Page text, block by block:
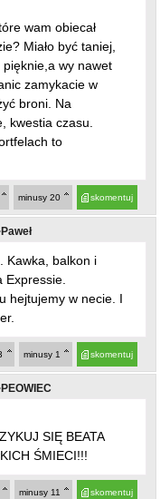
wam obiecał
Miało być taniej,
pięknie,a wy nawet
zamykacie w
broni. Na
kwestia czasu.
to
skomentuj
minusy 20
Kawka, balkon i
Expressie.
hejtujemy w necie. I
skomentuj
minusy 1
SIĘ BEATA
ŚMIECI!!!
skomentuj
minusy 11